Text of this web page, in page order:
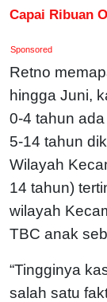
Capai Ribuan
Sponsored
Retno
hingga Juni,
0-4 tahun
5-14 tahun
Wilayah
14 tahun)
wilayah
TBC anak
“Tingginya
salah satu